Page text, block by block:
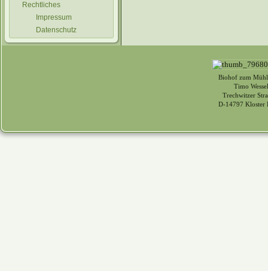
Rechtliches
Impressum
Datenschutz
Biohof zum
Timo
Trechwitzer
D-14797 Kloster